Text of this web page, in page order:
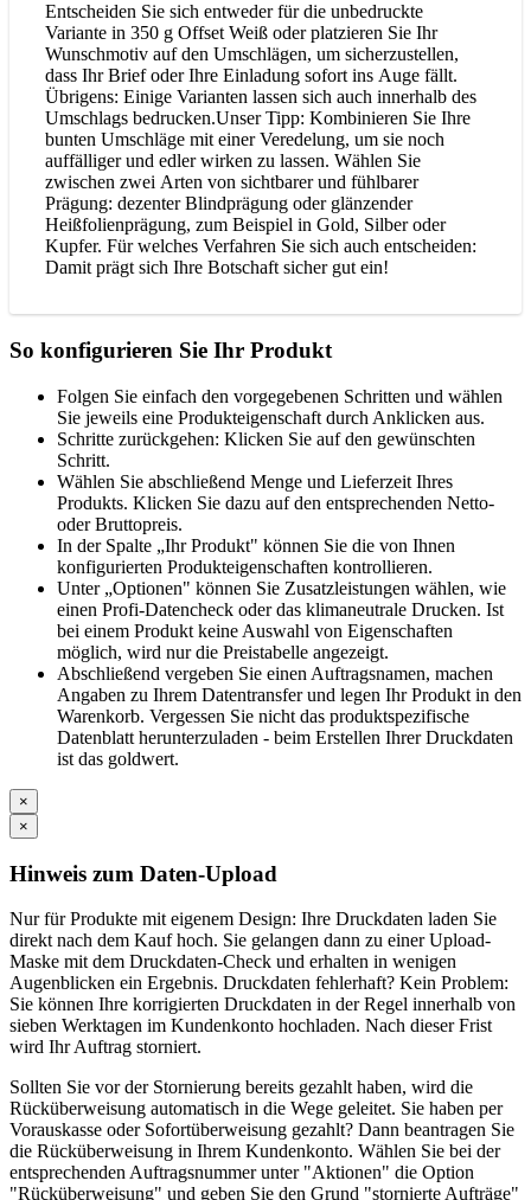
Entscheiden Sie sich entweder für die unbedruckte
Variante in 350 g Offset Weiß oder platzieren Sie Ihr
Wunschmotiv auf den Umschlägen, um sicherzustellen,
dass Ihr Brief oder Ihre Einladung sofort ins Auge fällt.
Übrigens: Einige Varianten lassen sich auch innerhalb des
Umschlags bedrucken.Unser Tipp: Kombinieren Sie Ihre
bunten Umschläge mit einer Veredelung, um sie noch
auffälliger und edler wirken zu lassen. Wählen Sie
zwischen zwei Arten von sichtbarer und fühlbarer
Prägung: dezenter Blindprägung oder glänzender
Heißfolienprägung, zum Beispiel in Gold, Silber oder
Kupfer. Für welches Verfahren Sie sich auch entscheiden:
Damit prägt sich Ihre Botschaft sicher gut ein!
So konfigurieren Sie Ihr Produkt
Folgen Sie einfach den vorgegebenen Schritten und wählen
Sie jeweils eine Produkteigenschaft durch Anklicken aus.
Schritte zurückgehen: Klicken Sie auf den gewünschten
Schritt.
Wählen Sie abschließend Menge und Lieferzeit Ihres
Produkts. Klicken Sie dazu auf den entsprechenden Netto-
oder Bruttopreis.
In der Spalte „Ihr Produkt" können Sie die von Ihnen
konfigurierten Produkteigenschaften kontrollieren.
Unter „Optionen" können Sie Zusatzleistungen wählen, wie
einen Profi-Datencheck oder das klimaneutrale Drucken. Ist
bei einem Produkt keine Auswahl von Eigenschaften
möglich, wird nur die Preistabelle angezeigt.
Abschließend vergeben Sie einen Auftragsnamen, machen
Angaben zu Ihrem Datentransfer und legen Ihr Produkt in den
Warenkorb. Vergessen Sie nicht das produktspezifische
Datenblatt herunterzuladen - beim Erstellen Ihrer Druckdaten
ist das goldwert.
×
×
Hinweis zum Daten-Upload
Nur für Produkte mit eigenem Design: Ihre Druckdaten laden Sie
direkt nach dem Kauf hoch. Sie gelangen dann zu einer Upload-
Maske mit dem Druckdaten-Check und erhalten in wenigen
Augenblicken ein Ergebnis. Druckdaten fehlerhaft? Kein Problem:
Sie können Ihre korrigierten Druckdaten in der Regel innerhalb von
sieben Werktagen im Kundenkonto hochladen. Nach dieser Frist
wird Ihr Auftrag storniert.
Sollten Sie vor der Stornierung bereits gezahlt haben, wird die
Rücküberweisung automatisch in die Wege geleitet. Sie haben per
Vorauskasse oder Sofortüberweisung gezahlt? Dann beantragen Sie
die Rücküberweisung in Ihrem Kundenkonto. Wählen Sie bei der
entsprechenden Auftragsnummer unter "Aktionen" die Option
"Rücküberweisung" und geben Sie den Grund "stornierte Aufträge"